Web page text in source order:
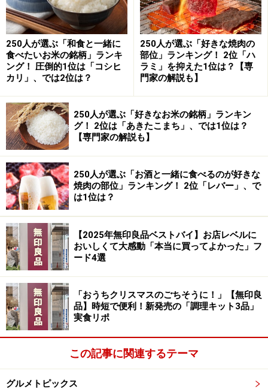
250人が選ぶ「和食と一緒に
食べたいお米の銘柄」ランキ
ング！ 圧倒的1位は「コシヒ
カリ」、では2位は？
250人が選ぶ「好きな焼肉の
部位」ランキング！ 2位「ハ
ラミ」を抑えた1位は？【専
門家の解説も】
250人が選ぶ「好きなお米の銘柄」ランキン
グ！ 2位は「あきたこまち」、では1位は？
【専門家の解説も】
250人が選ぶ「お酒と一緒に食べるのが好きな
焼肉の部位」ランキング！ 2位「レバー」、で
は1位は？
【2025年無印良品ベストバイ】お店レベルに
おいしくて大感動「本当に買ってよかった」フ
ード4選
「おうちクリスマスのごちそうに！」【無印良
品】時短で便利！新発売の「調理キット3品」
実食リポ
この記事に関連するテーマ
グルメトピックス